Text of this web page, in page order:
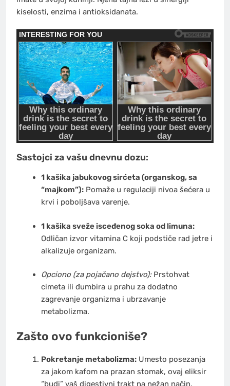
kiselosti, enzima i antioksidanata.
Sastojci za vašu dnevnu dozu:
1 kašika jabukovog sirćeta (organskog, sa
“majkom”):Pomaže u regulaciji nivoa šećera u
krvi i poboljšava varenje.
1 kašika sveže isceđenog soka od limuna:
Odličan izvor vitamina C koji podstiče rad jetre i
alkalizuje organizam.
Opciono (za pojačano dejstvo):Prstohvat
cimeta ili đumbira u prahu za dodatno
zagrevanje organizma i ubrzavanje
metabolizma.
Zašto ovo funkcioniše?
Pokretanje metabolizma:Umesto posezanja
za jakom kafom na prazan stomak, ovaj eliksir
“budi” vaš digestivni trakt na nežan način.